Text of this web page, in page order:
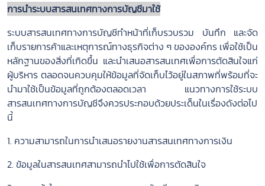
การนำระบบสารสนเทศทางการบัญชีมาใช้
ระบบสารสนเทศทางการบัญชีทำหน้าที่เก็บรวบรวม บันทึก และจัด
เก็บรายการค้าและเหตุการณ์ทางธุรกิจต่าง ๆ ขององค์กร เพื่อใช้เป็น
หลักฐานของสิ่งที่เกิดขึ้น และนำเสนอสารสนเทศเพื่อการตัดสินใจแก่
ผู้บริหาร ตลอดจนควบคุมให้ข้อมูลที่จัดเก็บไว้อยู่ในสภาพที่พร้อมที่จะ
นำมาใช้เป็นข้อมูลที่ถูกต้องตลอดเวลา แนวทางการใช้ระบบ
สารสนเทศทางการบัญชีจึงควรประกอบด้วยประเด็นในเรื่องดังต่อไป
นี้
1. ความสามารถในการนำเสนอรายงานสารสนเทศทางการเงิน
2. ข้อมูลในสารสนเทศสามารถนำไปใช้เพื่อการตัดสินใจ